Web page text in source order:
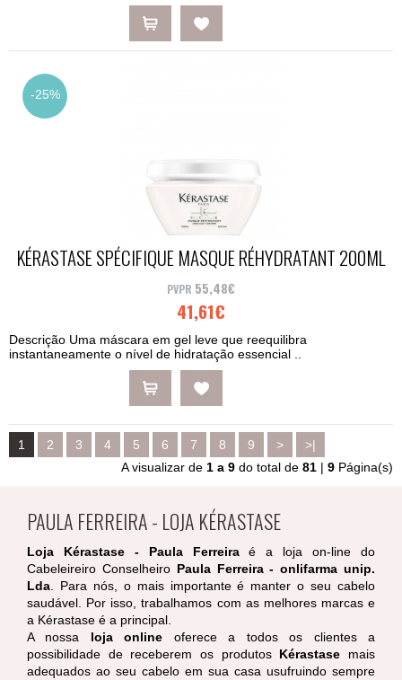
-25%
KÉRASTASE SPÉCIFIQUE MASQUE RÉHYDRATANT 200ML
55,48€
41,61€
Descrição Uma máscara em gel leve que reequilibra
instantaneamente o nível de hidratação essencial ..
1 2 3 4 5 6 7 8 9 >
>|
A visualizar de 1 a 9 do total de 81 | 9 Página(s)
PAULA FERREIRA - LOJA KÉRASTASE
Loja Kérastase - Paula Ferreiraé a loja on-line do
Cabeleireiro ConselheiroPaula Ferreira - onlifarma unip.
Lda . Para nós, o mais importante é manter o seu cabelo
saudável. Por isso, trabalhamos com as melhores marcas e
a Kérastase é a principal.
A nossa loja online oferece a todos os clientes a
possibilidade de receberem os produtos Kérastase mais
adequados ao seu cabelo em sua casa usufruindo sempre